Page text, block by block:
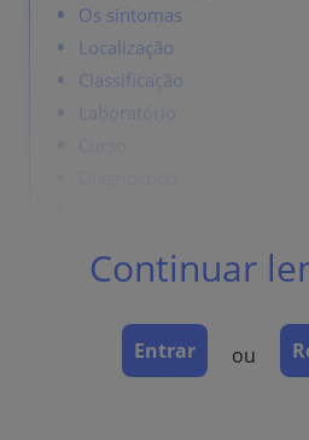
Os sintomas
Localização
Classificação
Monilíase, sapinho.
Continuar
Entrar ou